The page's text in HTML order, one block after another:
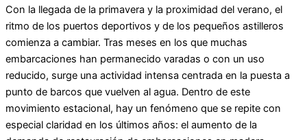
Con la llegada de la primavera y la proximidad del verano, el
ritmo de los puertos deportivos y de los pequeños astilleros
comienza a cambiar. Tras meses en los que muchas
embarcaciones han permanecido varadas o con un uso
reducido, surge una actividad intensa centrada en la puesta a
punto de barcos que vuelven al agua. Dentro de este
movimiento estacional, hay un fenómeno que se repite con
especial claridad en los últimos años: el aumento de la